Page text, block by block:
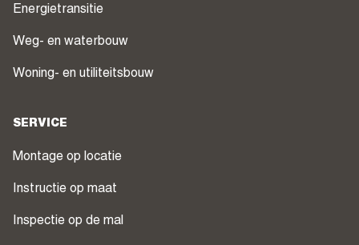
Energietransitie
Weg- en waterbouw
Woning- en utiliteitsbouw
SERVICE
Montage op locatie
Instructie op maat
Inspectie op de mal